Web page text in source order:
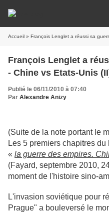
Accueil » François Lenglet a réussi sa
François Lenglet a
- Chine vs Etats-Unis
Publié le 06/11/2010 à 07:40
Par Alexandre Anizy
(Suite de la note portant le
Les 5 premiers chapitres du
« la guerre des empires.
(Fayard, septembre 2010,
moment de l'histoire sino-
L'invasion soviétique pour
Prague" a bouleversé le